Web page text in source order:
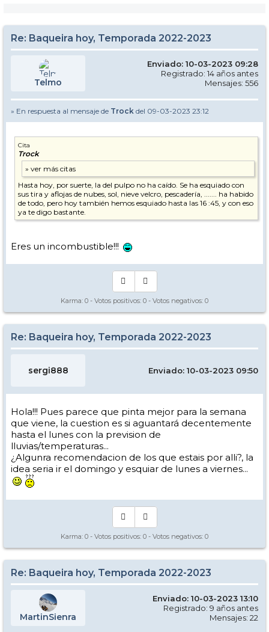
Re: Baqueira hoy, Temporada 2022-2023
Telmo
Enviado: 10-03-2023 09:28
Registrado: 14 años antes
Mensajes: 556
» En respuesta al mensaje de Trock del 09-03-2023 23:12
Cita
Trock
Hasta hoy, por suerte, la del pulpo no ha caído. Se ha esquiado con
sus tira y aflojas de nubes, sol, nieve velcro, pescadería, ....... ha habido
de todo, pero hoy también hemos esquiado hasta las 16 :45, y con eso
ya te digo bastante.
Eres un incombustible!!!
Karma: 0 - Votos positivos: 0 - Votos negativos: 0
Re: Baqueira hoy, Temporada 2022-2023
sergi888 Enviado: 10-03-2023 09:50
Hola!!! Pues parece que pinta mejor para la semana
que viene, la cuestion es si aguantará decentemente
hasta el lunes con la prevision de
lluvias/temperaturas...
¿Algunra recomendacion de los que estais por alli?, la
idea seria ir el domingo y esquiar de lunes a viernes...
Karma: 0 - Votos positivos: 0 - Votos negativos: 0
Re: Baqueira hoy, Temporada 2022-2023
MartinSienra
Enviado: 10-03-2023 13:10
Registrado: 9 años antes
Mensajes: 22